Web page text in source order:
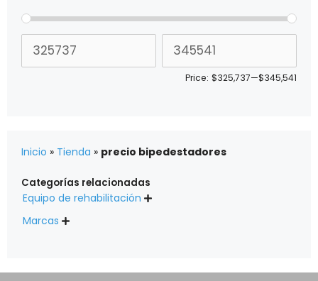
Price: $325,737—$345,541
Inicio » Tienda » precio bipedestadores
Categorías relacionadas
Equipo de rehabilitación 
Marcas 